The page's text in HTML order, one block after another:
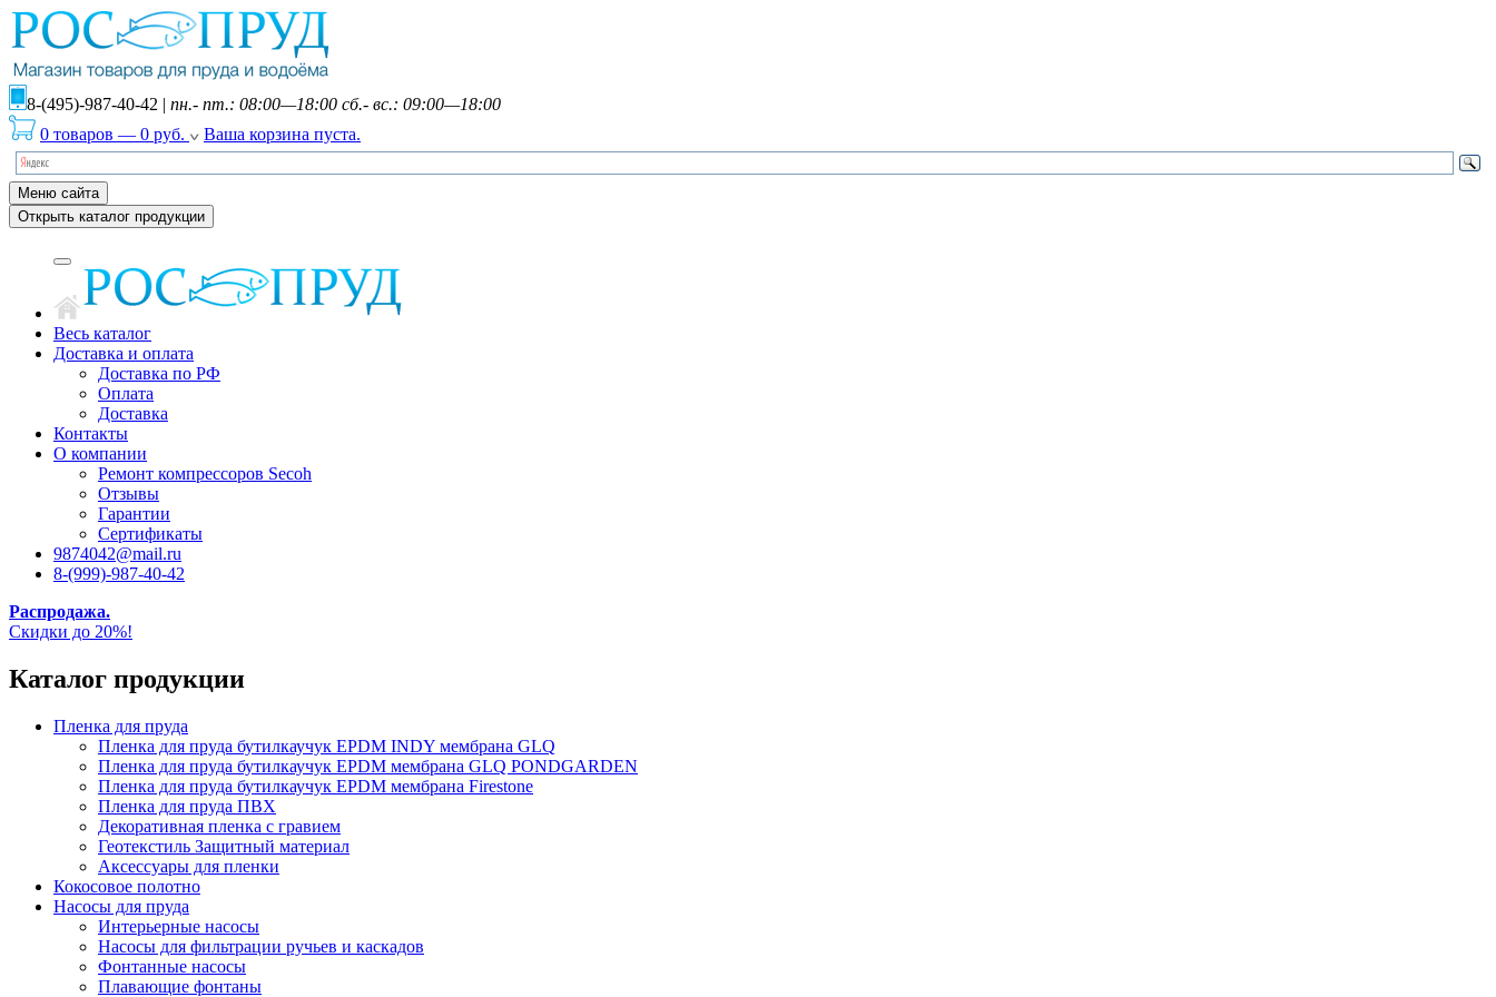
8-(495)-987-40-42 | пн.- пт.: 08:00—18:00 сб.- вс.: 09:00—18:00
0 товаров — 0 руб. Ваша корзина пуста.
Меню сайта
Открыть каталог продукции
Весь каталог
Доставка и оплата
Доставка по РФ
Оплата
Доставка
Контакты
О компании
Ремонт компрессоров Secoh
Отзывы
Гарантии
Сертификаты
9874042@mail.ru
8-(999)-987-40-42
Распродажа.
Скидки до 20%!
Каталог продукции
Пленка для пруда
Пленка для пруда бутилкаучук EPDM INDY мембрана GLQ
Пленка для пруда бутилкаучук EPDM мембрана GLQ PONDGARDEN
Пленка для пруда бутилкаучук EPDM мембрана Firestone
Пленка для пруда ПВХ
Декоративная пленка с гравием
Геотекстиль Защитный материал
Аксессуары для пленки
Кокосовое полотно
Насосы для пруда
Интерьерные насосы
Насосы для фильтрации ручьев и каскадов
Фонтанные насосы
Плавающие фонтаны